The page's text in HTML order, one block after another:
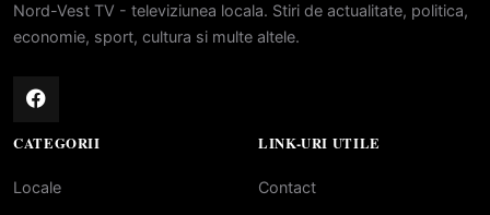
Nord-Vest TV - televiziunea locala. Stiri de actualitate, politica,
economie, sport, cultura si multe altele.
CATEGORII
Locale
LINK-URI UTILE
Contact